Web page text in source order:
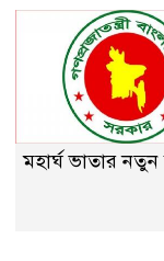
মহার্ঘ ভাতার নতুন